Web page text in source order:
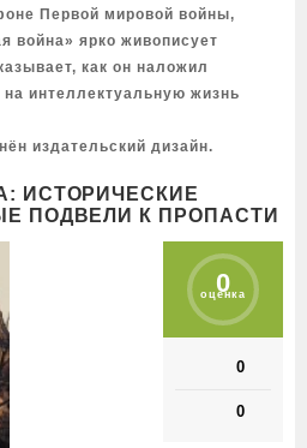
Первой мировой войны,
война» ярко живописует
как он наложил
интеллектуальную жизнь
издательский дизайн.
ИСТОРИЧЕСКИЕ
ПОДВЕЛИ К ПРОПАСТИ
0
оценка
0
0